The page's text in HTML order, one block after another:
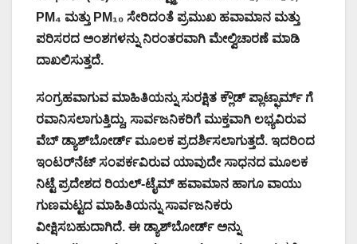
PM₄ ಮತ್ತು PM₁₀ ಸೇರಿದಂತೆ ಪ್ರಮುಖ ಹವಾಮಾನ ಮತ್ತು
ಪರಿಸರದ ಅಂಶಗಳನ್ನು ನಿರಂತರವಾಗಿ ಮೇಲ್ವಿಚಾರಣೆ ಮಾಡಿ
ದಾಖಲಿಸುತ್ತದೆ.
ಸಂಗ್ರಹವಾಗುವ ಮಾಹಿತಿಯನ್ನು ಸುರಕ್ಷಿತ ಕ್ಲೌಡ್ ಪ್ಲಾಟ್ಫಾರ್ಮ್ ಗೆ
ರವಾನಿಸಲಾಗುತ್ತಿದ್ದು, ಸಾರ್ವಜನಿಕರಿಗೆ ಮುಕ್ತವಾಗಿ ಲಭ್ಯವಿರುವ
ವೆಬ್ ಡ್ಯಾಶ್‌ಬೋರ್ಡ್ ಮೂಲಕ ಪ್ರದರ್ಶಿಸಲಾಗುತ್ತದೆ. ಇದರಿಂದ
ಇಂಟರ್‌ನೆಟ್ ಸಂಪರ್ಕವಿರುವ ಯಾವುದೇ ಸಾಧನದ ಮೂಲಕ
ನಿಟ್ಟೆ ಪ್ರದೇಶದ ರಿಯಲ್-ಟೈಮ್ ಹವಾಮಾನ ಹಾಗೂ ವಾಯು
ಗುಣಮಟ್ಟದ ಮಾಹಿತಿಯನ್ನು ಸಾರ್ವಜನಿಕರು
ವೀಕ್ಷಿಸಬಹುದಾಗಿದೆ. ಈ ಡ್ಯಾಶ್‌ಬೋರ್ಡ್ ಅನ್ನು